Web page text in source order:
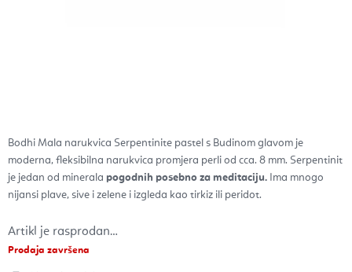
Bodhi Mala narukvica Serpentinite pastel s Budinom glavom je
moderna, fleksibilna narukvica promjera perli od cca. 8 mm. Serpentinit
je jedan od minerala pogodnih posebno za meditaciju. Ima mnogo
nijansi plave, sive i zelene i izgleda kao tirkiz ili peridot.
Artikl je rasprodan…
Prodaja završena